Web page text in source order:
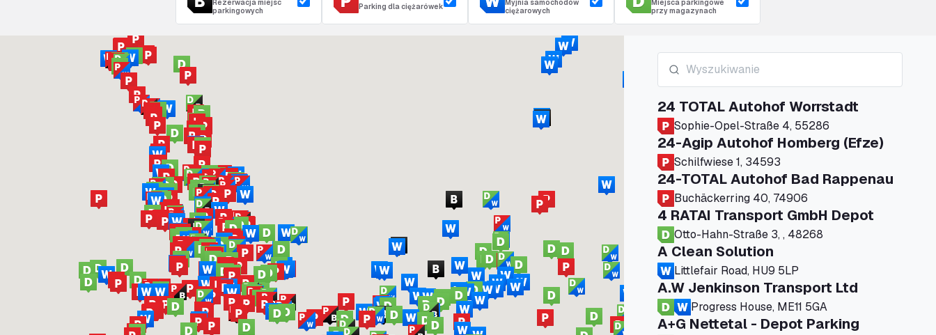
Rezerwacja miejsc
parkingowych
Parking dla ciężarówek
Myjnia samochodów
ciężarowych
Miejsca parkingowe
przy magazynach
24 TOTAL Autohof Worrstadt
Sophie-Opel-Straße 4, 55286
24-Agip Autohof Homberg (Efze)
Schilfwiese 1, 34593
24-TOTAL Autohof Bad Rappenau
Buchäckerring 40, 74906
4 RATAI Transport GmbH Depot
Otto-Hahn-Straße 3, , 48268
A Clean Solution
Littlefair Road, HU9 5LP
A.W Jenkinson Transport Ltd
Progress House, ME11 5GA
A+G Nettetal - Depot Parking